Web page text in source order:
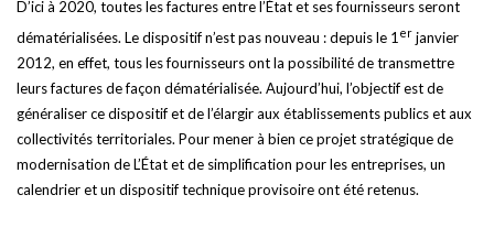
D’ici à 2020, toutes les factures entre l’État et ses fournisseurs seront
dématérialisées. Le dispositif n’est pas nouveau : depuis le 1 er janvier
2012, en effet, tous les fournisseurs ont la possibilité de transmettre
leurs factures de façon dématérialisée. Aujourd’hui, l’objectif est de
généraliser ce dispositif et de l’élargir aux établissements publics et aux
collectivités territoriales. Pour mener à bien ce projet stratégique de
modernisation de L’État et de simplification pour les entreprises, un
calendrier et un dispositif technique provisoire ont été retenus.